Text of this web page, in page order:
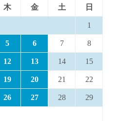
木 金 土 日
1
5 6 7 8
12 13 14 15
19 20 21 22
26 27 28 29